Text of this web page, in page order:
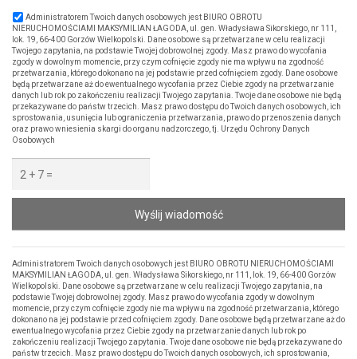
Administratorem Twoich danych osobowych jest BIURO OBROTU
NIERUCHOMOŚCIAMI MAKSYMILIAN ŁAGODA, ul. gen. Władysława Sikorskiego, nr 111,
lok. 19, 66-400 Gorzów Wielkopolski. Dane osobowe są przetwarzane w celu realizacji
Twojego zapytania, na podstawie Twojej dobrowolnej zgody. Masz prawo do wycofania
zgody w dowolnym momencie, przy czym cofnięcie zgody nie ma wpływu na zgodność
przetwarzania, którego dokonano na jej podstawie przed cofnięciem zgody. Dane osobowe
będą przetwarzane aż do ewentualnego wycofania przez Ciebie zgody na przetwarzanie
danych lub rok po zakończeniu realizacji Twojego zapytania. Twoje dane osobowe nie będą
przekazywane do państw trzecich. Masz prawo dostępu do Twoich danych osobowych, ich
sprostowania, usunięcia lub ograniczenia przetwarzania, prawo do przenoszenia danych
oraz prawo wniesienia skargi do organu nadzorczego, tj. Urzędu Ochrony Danych
Osobowych
Wyślij wiadomość
Administratorem Twoich danych osobowych jest BIURO OBROTU NIERUCHOMOŚCIAMI
MAKSYMILIAN ŁAGODA, ul. gen. Władysława Sikorskiego, nr 111, lok. 19, 66-400 Gorzów
Wielkopolski. Dane osobowe są przetwarzane w celu realizacji Twojego zapytania, na
podstawie Twojej dobrowolnej zgody. Masz prawo do wycofania zgody w dowolnym
momencie, przy czym cofnięcie zgody nie ma wpływu na zgodność przetwarzania, którego
dokonano na jej podstawie przed cofnięciem zgody. Dane osobowe będą przetwarzane aż do
ewentualnego wycofania przez Ciebie zgody na przetwarzanie danych lub rok po
zakończeniu realizacji Twojego zapytania. Twoje dane osobowe nie będą przekazywane do
państw trzecich. Masz prawo dostępu do Twoich danych osobowych, ich sprostowania,